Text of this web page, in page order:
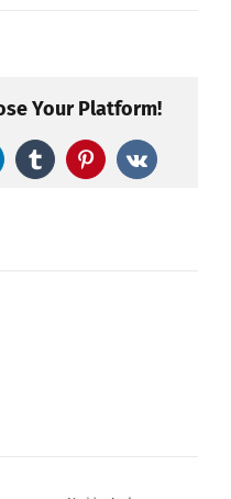
eliminación
impuesto
Your Platform!
TumblrPinterest
Vk